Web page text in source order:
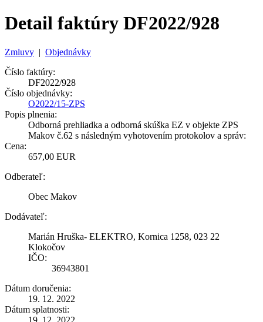
Detail faktúry DF2022/928
Zmluvy | Objednávky
Číslo faktúry:
DF2022/928
Číslo objednávky:
O2022/15-ZPS
Popis plnenia:
Odborná prehliadka a odborná skúška EZ v objekte ZPS
Makov č.62 s následným vyhotovením protokolov a správ:
Cena:
657,00 EUR
Odberateľ:
Obec Makov
Dodávateľ:
Marián Hruška- ELEKTRO, Kornica 1258, 023 22
Klokočov
IČO:
36943801
Dátum doručenia:
19. 12. 2022
Dátum splatnosti:
19. 12. 2022